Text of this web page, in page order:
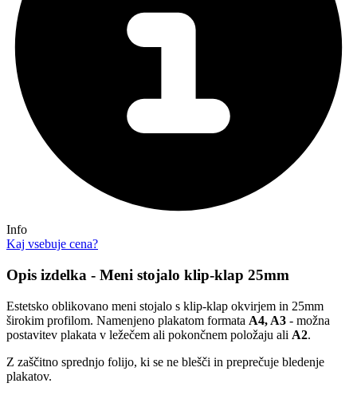
Info
Kaj vsebuje cena?
Opis izdelka - Meni stojalo klip-klap 25mm
Estetsko oblikovano meni stojalo s klip-klap okvirjem in 25mm
širokim profilom. Namenjeno plakatom formata A4, A3 - možna
postavitev plakata v ležečem ali pokončnem položaju ali A2.
Z zaščitno sprednjo folijo, ki se ne blešči in preprečuje bledenje
plakatov.